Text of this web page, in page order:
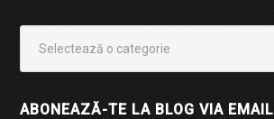
ABONEAZĂ-TE LA BLOG VIA EMAIL